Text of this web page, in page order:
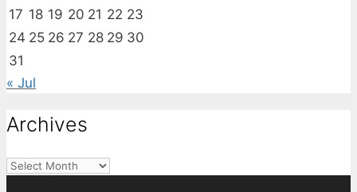
17 18 19 20 21 22 23
24 25 26 27 28 29 30
31
« Jul
Archives
Archives